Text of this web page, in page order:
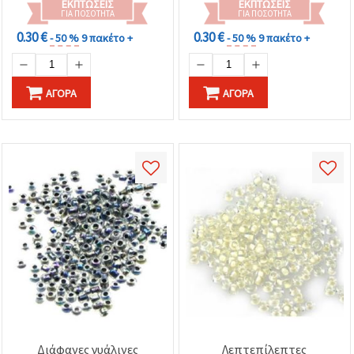
ΕΚΠΤΏΣΕΙΣ
ΓΙΑ ΠΟΣΌΤΗΤΑ
0.30 €- 50 %9 πακέτο +
ΑΓΟΡΆ
ΕΚΠΤΏΣΕΙΣ
ΓΙΑ ΠΟΣΌΤΗΤΑ
0.30 €- 50 %9 πακέτο +
ΑΓΟΡΆ
Διάφανες γυάλινες
Λεπτεπίλεπτες